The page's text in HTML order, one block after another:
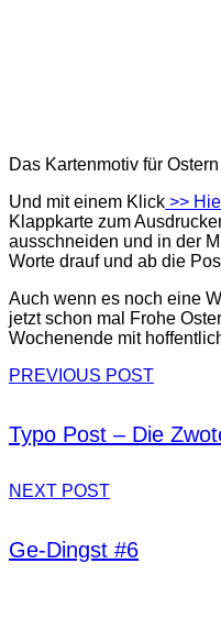
Das Kartenmotiv für
Und mit einem Klick >>
Klappkarte zum
ausschneiden und in der
Worte drauf und ab die
Auch wenn es noch eine
jetzt schon mal Frohe
Wochenende mit
PREVIOUS POST
Typo Post – Die
NEXT POST
Ge-Dingst #6